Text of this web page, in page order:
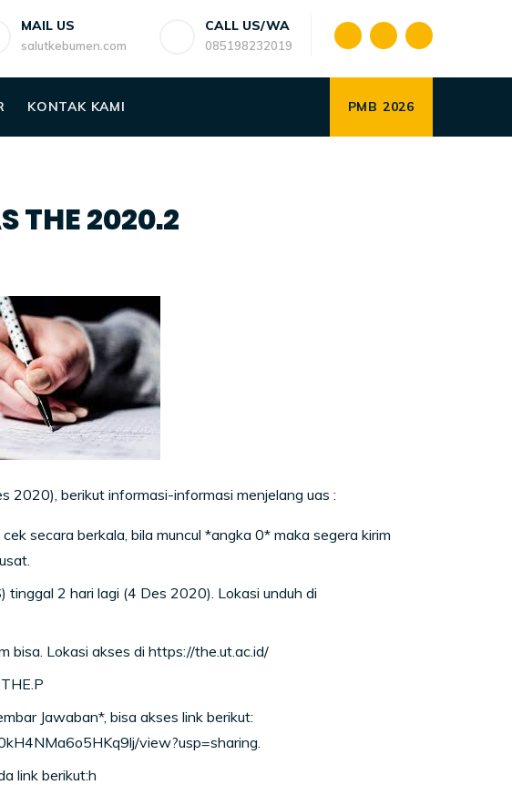
MAIL US
salutkebumen.com
CALL US/WA
085198232019
KONTAK KAMI PMB 2026
2020.2
2020), berikut informasi-informasi menjelang uas :
secara berkala, bila muncul *angka 0* maka segera kirim
2 hari lagi (4 Des 2020). Lokasi unduh di
bisa. Lokasi akses di https://the.ut.ac.id/
Jawaban*, bisa akses link berikut:
view?usp=sharing.
link berikut:h